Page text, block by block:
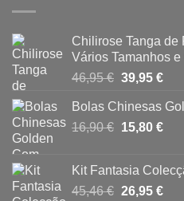
Chilirose Tanga de
Vários Tamanhos e
46,95€ O
original
era:
39,95 €O
é:
Bolas Chinesas
16,90€ O
era:
16,90 €.
15,80 €O
é:
Kit Fantasia
45,46€ O
26,95 €O